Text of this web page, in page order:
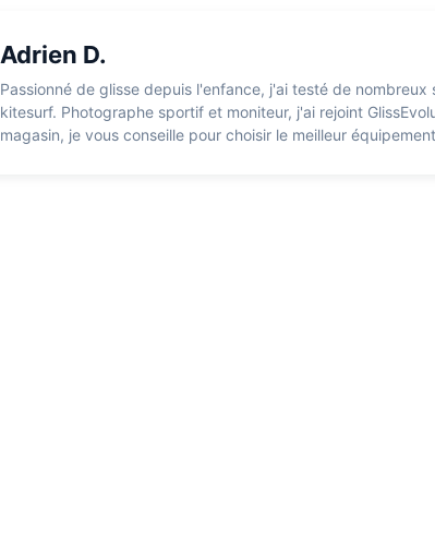
Adrien D.
Passionné de glisse depuis l'enfance, j'ai testé de
kitesurf. Photographe sportif et moniteur, j'ai rejoint
magasin, je vous conseille pour choisir le meilleur